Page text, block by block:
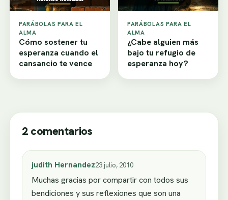
PARÁBOLAS PARA EL
ALMA
Cómo sostener tu
esperanza cuando el
cansancio te vence
PARÁBOLAS PARA EL
ALMA
¿Cabe alguien más
bajo tu refugio de
esperanza hoy?
2 comentarios
judith Hernandez23 julio, 2010
Muchas gracias por compartir con todos sus
bendiciones y sus reflexiones que son una